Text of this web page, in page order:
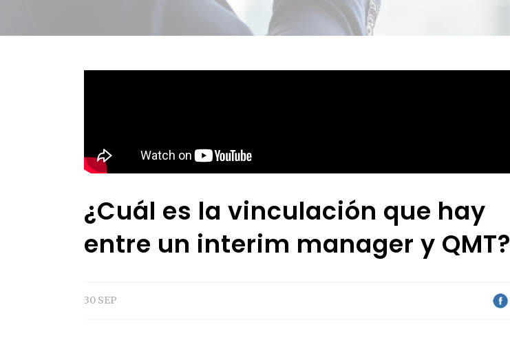
¿Cuál es la vinculación que hay
entre un interim manager y QMT?
30 SEP